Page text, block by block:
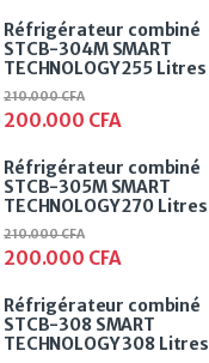
Réfrigérateur combiné
STCB-304M SMART
TECHNOLOGY 255 Litres
200.000 CFA
210.000CFA
Réfrigérateur combiné
STCB-305M SMART
TECHNOLOGY 270 Litres
200.000 CFA
210.000CFA
Réfrigérateur combiné
STCB-308 SMART
TECHNOLOGY 308 Litres